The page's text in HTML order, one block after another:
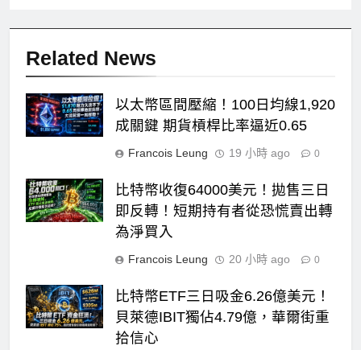
Related News
以太幣區間壓縮！100日均線1,920
成關鍵 期貨槓桿比率逼近0.65
Francois Leung 19 小時 ago 0
比特幣收復64000美元！拋售三日
即反轉！短期持有者從恐慌賣出轉
為淨買入
Francois Leung 20 小時 ago 0
比特幣ETF三日吸金6.26億美元！
貝萊德IBIT獨佔4.79億，華爾街重
拾信心